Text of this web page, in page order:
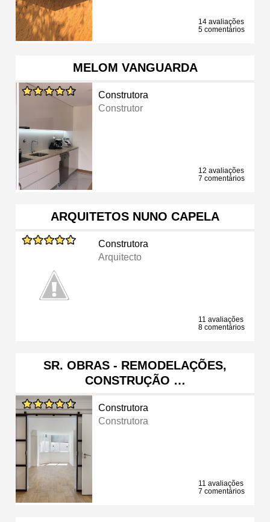
14 avaliações
5 comentários
MELOM VANGUARDA
Construtora
Construtor
12 avaliações
7 comentários
ARQUITETOS NUNO CAPELA
Construtora
Arquitecto
11 avaliações
8 comentários
SR. OBRAS - REMODELAÇÕES,
CONSTRUÇÃO …
Construtora
Construtora
11 avaliações
7 comentários